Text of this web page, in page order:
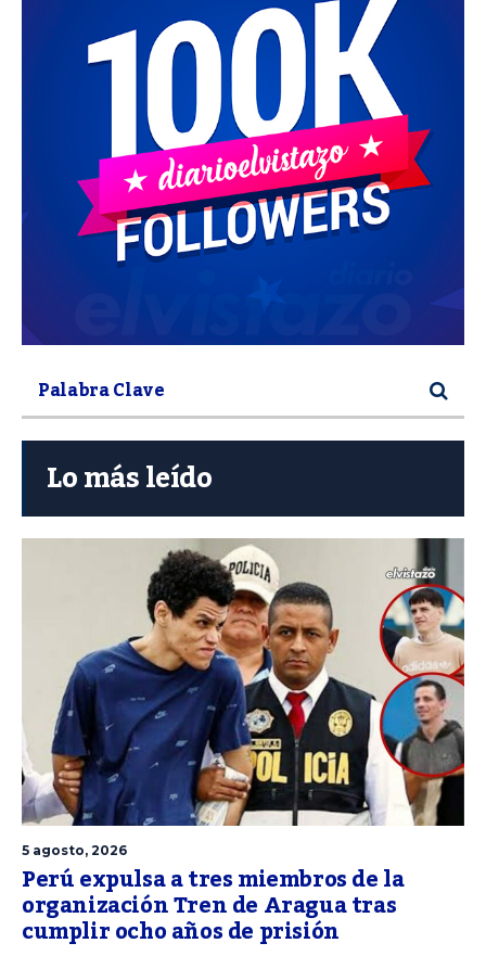
Lo más leído
5 agosto, 2026
Perú expulsa a tres miembros de la
organización Tren de Aragua tras
cumplir ocho años de prisión